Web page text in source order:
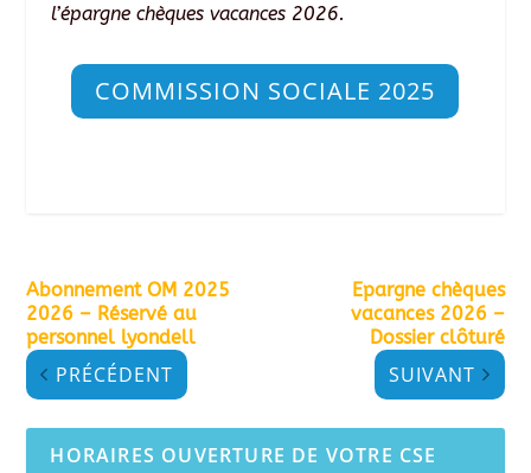
l’épargne chèques vacances 2026.
COMMISSION SOCIALE 2025
Abonnement OM 2025
2026 – Réservé au
personnel lyondell
PRÉCÉDENT
Epargne chèques
vacances 2026 –
Dossier clôturé
SUIVANT
HORAIRES OUVERTURE DE VOTRE CSE